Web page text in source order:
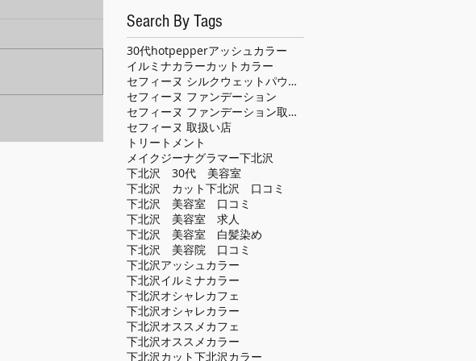
Search By Tags
30代hotpepperアッシュカラー
イルミナカラーカット カラー
セフィーヌ シルクウェットパウダー
セフィーヌ ファンデーション
セフィーヌ ファンデーション取扱い店
セフィーヌ 取扱い店
トリートメント
メイクジーナグラマー下北沢
下北沢 30代 美容室
下北沢 カット下北沢 口コミ
下北沢 美容室 口コミ
下北沢 美容室 求人
下北沢 美容室 白髪染め
下北沢 美容院 口コミ
下北沢アッシュカラー
下北沢イルミナカラー
下北沢オシャレカフェ
下北沢オシャレカラー
下北沢オススメカフェ
下北沢オススメカラー
下北沢カット下北沢カラー